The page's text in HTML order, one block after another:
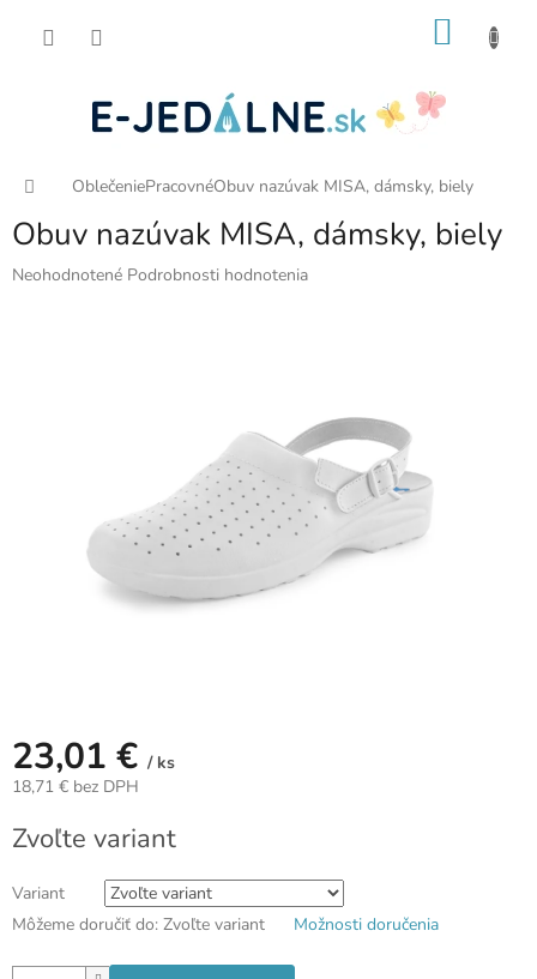
Domov
OblečeniePracovnéObuv nazúvak MISA, dámsky, biely
Obuv nazúvak MISA, dámsky, biely
Priemerné
Neohodnotené Podrobnosti hodnotenia
23,01 € / ks
18,71 € bez DPH
cena:
Zvoľte variant
Variant
Môžeme doručiť do: Zvoľte variant Možnosti doručenia